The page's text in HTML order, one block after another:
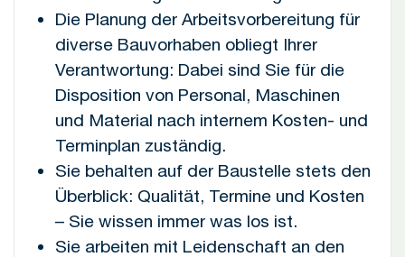
Die Planung der Arbeitsvorbereitung für
diverse Bauvorhaben obliegt Ihrer
Verantwortung: Dabei sind Sie für die
Disposition von Personal, Maschinen
und Material nach internem Kosten- und
Terminplan zuständig.
Sie behalten auf der Baustelle stets den
Überblick: Qualität, Termine und Kosten
– Sie wissen immer was los ist.
Sie arbeiten mit Leidenschaft an den